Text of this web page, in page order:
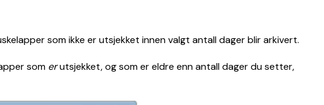
som ikke er utsjekket innen valgt antall dager blir arkivert.
som erutsjekket, og som er eldre enn antall dager du setter,